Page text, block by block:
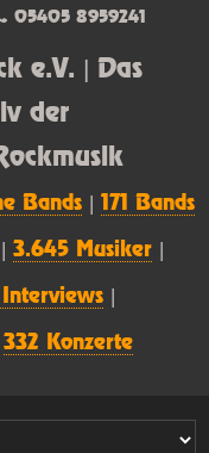
e.V. | Das
der
Bands |171 Bands
|3.645 Musiker
332 Konzerte
05405 8959241